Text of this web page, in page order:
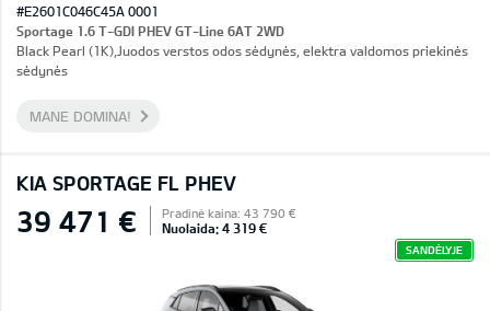
#E2601C046C45A 0001
Sportage 1.6 T-GDI PHEV GT-Line 6AT 2WD
Black Pearl (1K),Juodos verstos odos sėdynės, elektra valdomos priekinės
sėdynės
MANE DOMINA!
KIA SPORTAGE FL PHEV
39 471 € Pradinė kaina: 43 790 €
Nuolaida: 4 319 €
SANDĖLYJE